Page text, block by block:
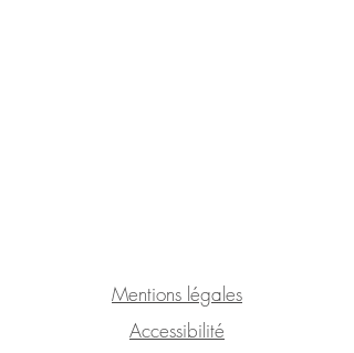
Mentions légales
Accessibilité